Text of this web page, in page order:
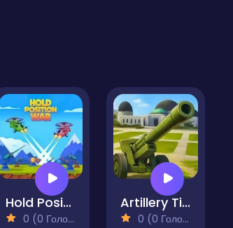
Hold Position War
0 (0 Голосів)
Artillery Time
0 (0 Голосів)